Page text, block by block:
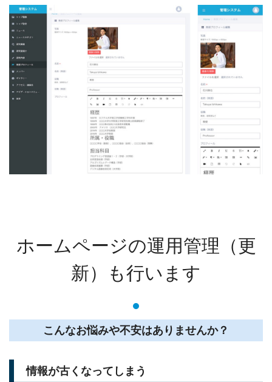
ホームページの運用管理（更
新）も行います
こんなお悩みや不安はありませんか？
情報が古くなってしまう